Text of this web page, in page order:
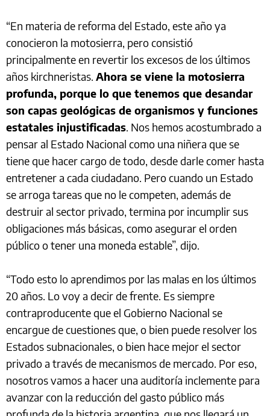
“En materia de reforma del Estado, este año ya
conocieron la motosierra, pero consistió
principalmente en revertir los excesos de los últimos
años kirchneristas. Ahora se viene la motosierra
profunda, porque lo que tenemos que desandar
son capas geológicas de organismos y funciones
estatales injustificadas. Nos hemos acostumbrado a
pensar al Estado Nacional como una niñera que se
tiene que hacer cargo de todo, desde darle comer hasta
entretener a cada ciudadano. Pero cuando un Estado
se arroga tareas que no le competen, además de
destruir al sector privado, termina por incumplir sus
obligaciones más básicas, como asegurar el orden
público o tener una moneda estable”, dijo.
“Todo esto lo aprendimos por las malas en los últimos
20 años. Lo voy a decir de frente. Es siempre
contraproducente que el Gobierno Nacional se
encargue de cuestiones que, o bien puede resolver los
Estados subnacionales, o bien hace mejor el sector
privado a través de mecanismos de mercado. Por eso,
nosotros vamos a hacer una auditoría inclemente para
avanzar con la reducción del gasto público más